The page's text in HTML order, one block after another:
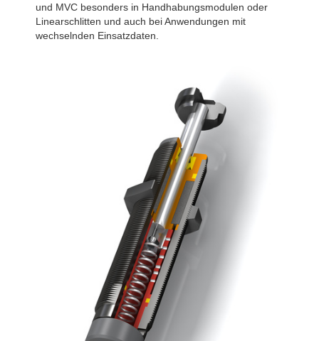
und MVC besonders in Handhabungsmodulen oder
Linearschlitten und auch bei Anwendungen mit
wechselnden Einsatzdaten.